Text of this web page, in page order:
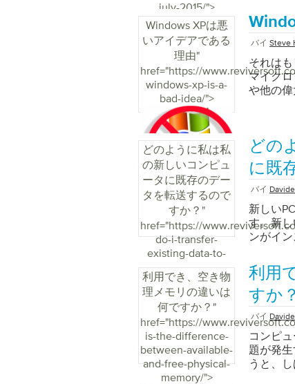
july-2015/">
Windows XPは悪
いアイデアである
理由"
href="https://
windows-xp-is-a-
bad-idea/">
バイ Steve
それは
マイク
や他の偉
どのように私は私
の新しいコンピュ
ータに既存のデー
タを転送するので
すか？ "
href="https://
do-i-transfer-
existing-data-to-
my-new-
computer/">
どの
に既
バイ
新しい
す。新
ンがイ
とが分
全に組織
アプリケ
の少な
ました。
Vista、
タを移
バージ
利用でき、空き物
理メモリの違いは
何ですか？ "
href="https://
is-the-difference-
between-available-
and-free-physical-
memory/">
利用
すか？
バイ
コンピ
題が発
うと、